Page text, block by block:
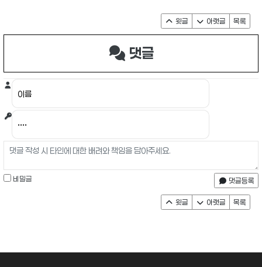
윗글 아랫글 목록
댓글
비밀글 댓글등록
윗글 아랫글 목록